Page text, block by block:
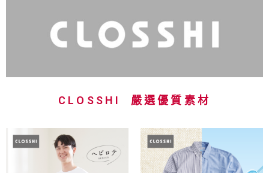
自有品牌
聯名品牌
社員募集
店舖情報
C L O S S H I 嚴選優質 素材